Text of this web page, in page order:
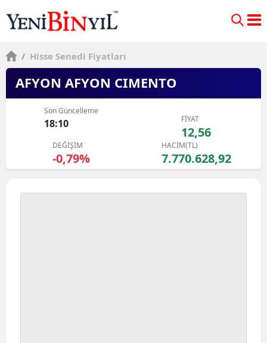
/ Hisse Senedi Fiyatları
AFYON AFYON CIMENTO
Son Güncelleme
18:10 FİYAT
12,56
DEĞİŞİM
-0,79%
HACİM(TL)
7.770.628,92